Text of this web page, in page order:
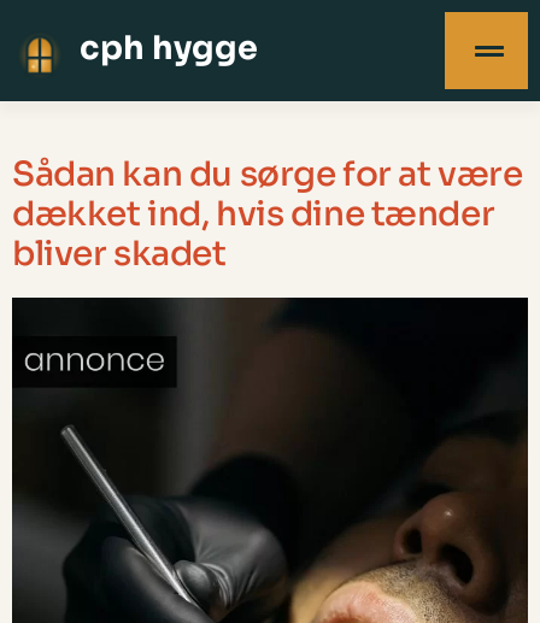
cph hygge
Sådan kan du sørge for at være
dækket ind, hvis dine tænder
bliver skadet